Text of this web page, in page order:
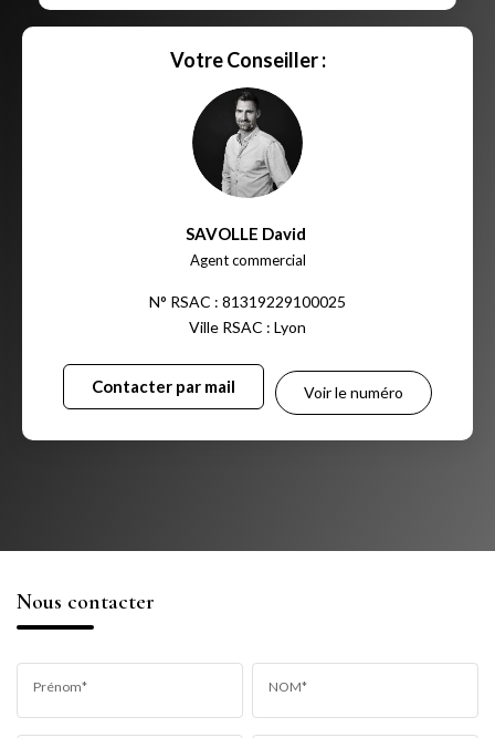
Votre Conseiller :
SAVOLLE David
Agent commercial
N° RSAC : 81319229100025
Ville RSAC : Lyon
Contacter par mail Voir le numéro
Nous contacter
Prénom* NOM*